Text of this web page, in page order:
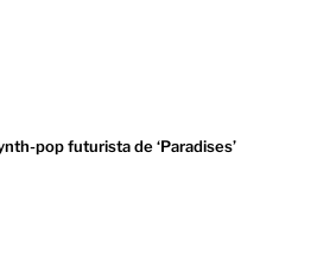
pop futurista de ‘Paradises’